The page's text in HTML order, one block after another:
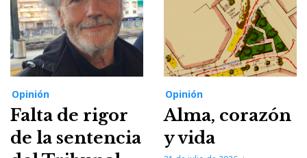
Opinión
Falta de rigor
de la sentencia
Opinión
Alma, corazón
y vida